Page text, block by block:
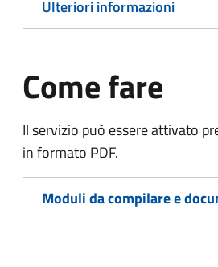
Ulteriori informazioni
Come fare
Il servizio può essere attivato
in formato PDF.
Moduli da compilare e